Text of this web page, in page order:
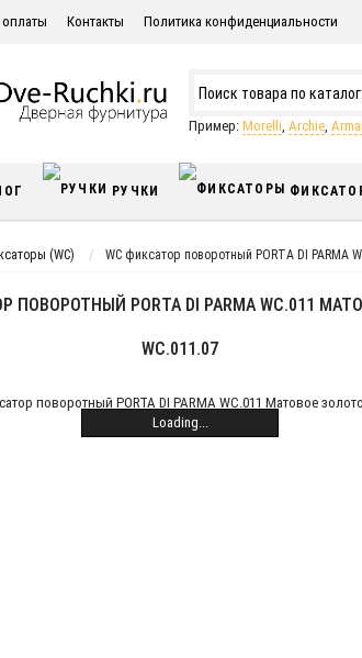
Контакты Политика конфиденциальности
Пример: Morelli, Archie,
РУЧКИ
(WC) WC фиксатор поворотный PORTA DI PARMA
ПОВОРОТНЫЙ PORTA DI PARMA WC.011
WC.011.07
Loading...